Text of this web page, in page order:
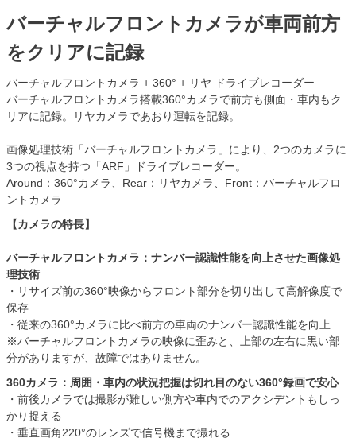
バーチャルフロントカメラが車両前方
をクリアに記録
バーチャルフロントカメラ + 360° + リヤ ドライブレコーダー
バーチャルフロントカメラ搭載360°カメラで前方も側面・車内もク
リアに記録。リヤカメラであおり運転を記録。
画像処理技術「バーチャルフロントカメラ」により、2つのカメラに
3つの視点を持つ「ARF」ドライブレコーダー。
Around：360°カメラ、Rear：リヤカメラ、Front：バーチャルフロ
ントカメラ
【カメラの特長】
バーチャルフロントカメラ：ナンバー認識性能を向上させた画像処
理技術
・リサイズ前の360°映像からフロント部分を切り出して高解像度で
保存
・従来の360°カメラに比べ前方の車両のナンバー認識性能を向上
※バーチャルフロントカメラの映像に歪みと、上部の左右に黒い部
分がありますが、故障ではありません。
360カメラ：周囲・車内の状況把握は切れ目のない360°録画で安心
・前後カメラでは撮影が難しい側方や車内でのアクシデントもしっ
かり捉える
・垂直画角220°のレンズで信号機まで撮れる